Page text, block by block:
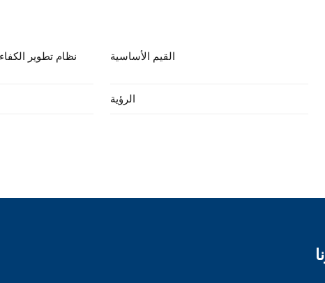
نظام تطوير
القيم الأساسية
الرؤية